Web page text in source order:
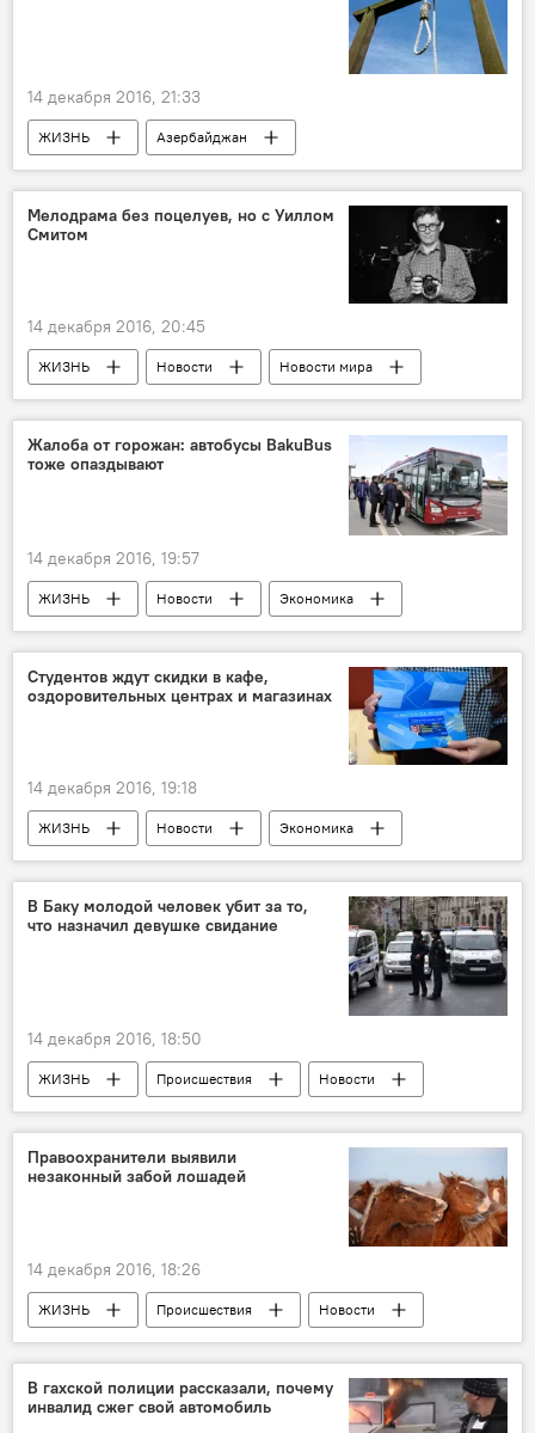
14 декабря 2016, 21:33
ЖИЗНЬ
Азербайджан
Происшествия
Новости
Фуад Исмайлов
Государственный комитет по проблемам семьи, женщин и детей
Мелодрама без поцелуев, но с Уиллом
Смитом
14 декабря 2016, 20:45
ЖИЗНЬ Новости
Новости мира
Культура
Кира Найтли
Уилл Смит
Кейт Уинслет
Фильм
Премьера
Кино
киноиндустрия
Жалоба от горожан: автобусы BakuBus
тоже опаздывают
14 декабря 2016, 19:57
ЖИЗНЬ Новости
Экономика
Баку
Мансур Пириев
Автобусы
Жалоба
Маршрут
График Задержка
Студентов ждут скидки в кафе,
оздоровительных центрах и магазинах
14 декабря 2016, 19:18
ЖИЗНЬ Новости
Экономика
Азад Рагимов
Шахин Исмайлов
Министерство молодежи и спорта АР
Услуги
Скидки
Магазины
В Баку молодой человек убит за то,
что назначил девушке свидание
14 декабря 2016, 18:50
ЖИЗНЬ Происшествия
Новости
Баку
Розыск
Убийство
Правоохранители выявили
незаконный забой лошадей
14 декабря 2016, 18:26
ЖИЗНЬ Происшествия
Новости
Экономика
Исмаиллы
Государственная служба ветеринарного контроля
Нарушение
Лошади
В гахской полиции рассказали, почему
инвалид сжег свой автомобиль